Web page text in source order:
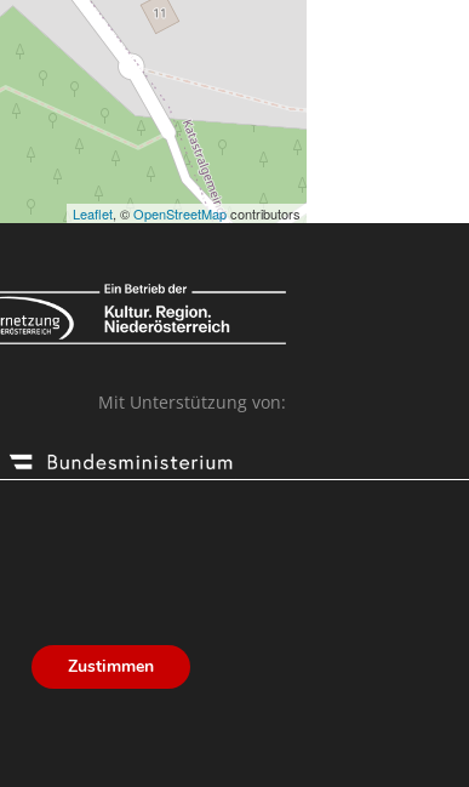
Leaflet, ©OpenStreetMapcontributors
Mit Unterstützung von:
Zustimmen